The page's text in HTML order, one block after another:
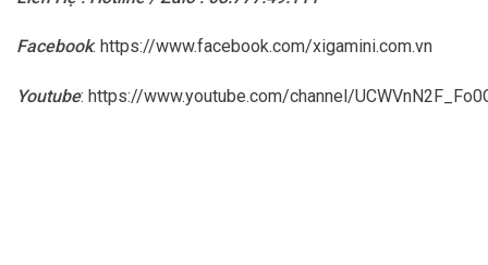
Facebook: https://www.facebook.com/xigamini.com.vn
Youtube: https://www.youtube.com/channel/